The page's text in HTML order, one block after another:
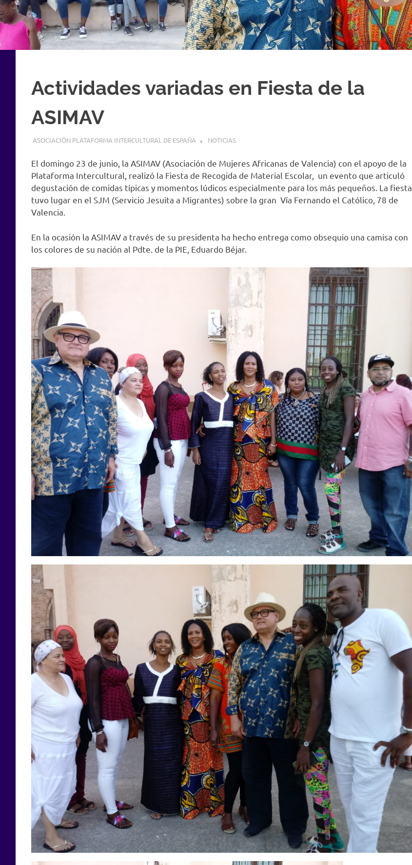
Actividades variadas en Fiesta de la
ASIMAV
24 JUNIO, 2019
ASOCIACIÓN PLATAFORMA INTERCULTURAL DE ESPAÑA NOTICIAS
El domingo 23 de junio, la ASIMAV (Asociación de Mujeres Africanas de Valencia) con el apoyo de la
Plataforma Intercultural, realizó la Fiesta de Recogida de Material Escolar, un evento que articuló
degustación de comidas típicas y momentos lúdicos especialmente para los más pequeños. La fiesta
tuvo lugar en el SJM (Servicio Jesuita a Migrantes) sobre la gran Vía Fernando el Católico, 78 de
Valencia.
En la ocasión la ASIMAV a través de su presidenta ha hecho entrega como obsequio una camisa con
los colores de su nación al Pdte. de la PIE, Eduardo Béjar.